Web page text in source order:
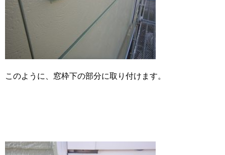
このように、窓枠下の部分に取り付けます。